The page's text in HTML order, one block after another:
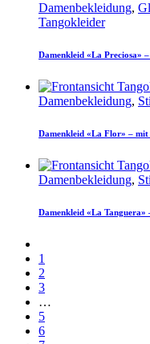
Damenbekleidung,
Tangokleider
Damenkleid «La Preciosa»
Damenbekleidung,
Damenkleid «La Flor» – mit
Damenbekleidung,
Damenkleid «La Tanguera»
1
2
3
…
5
6